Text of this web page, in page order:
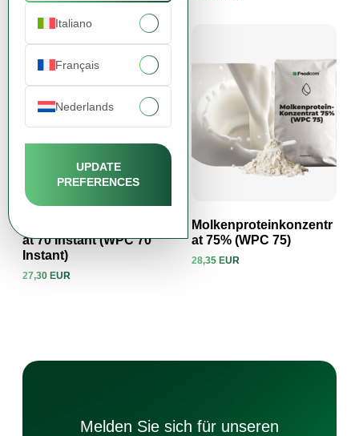
Italiano
Français
Nederlands
UPDATE
PREFERENCES
Produkt ansehen
at 70 Instant (WPC 70
Instant)
27,30 EUR
Produkt ansehen
Molkenproteinkonzentr
at 75% (WPC 75)
28,35 EUR
Melden Sie sich für unseren